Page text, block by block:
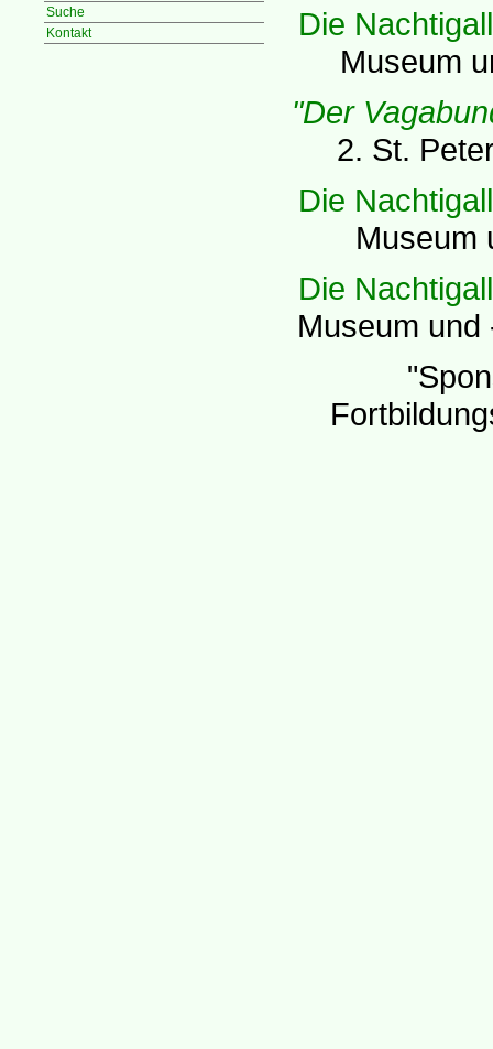
Suche
Kontakt
Die Nachtigall
Museum
"Der
2. St.
Die Nachtigall
Museum
Die Nachtigall
Museum